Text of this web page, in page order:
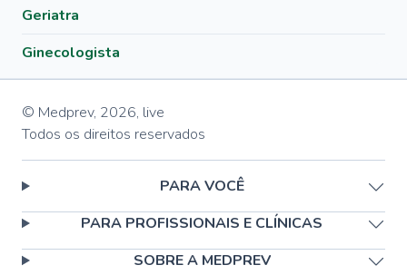
Geriatra
Ginecologista
© Medprev, 2026, live
Todos os direitos reservados
PARA VOCÊ
PARA PROFISSIONAIS E CLÍNICAS
SOBRE A MEDPREV